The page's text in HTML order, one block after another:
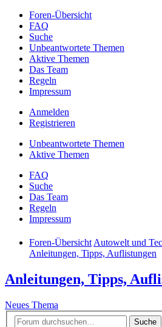
Foren-Übersicht
FAQ
Suche
Unbeantwortete Themen
Aktive Themen
Das Team
Regeln
Impressum
Anmelden
Registrieren
Unbeantwortete Themen
Aktive Themen
FAQ
Suche
Das Team
Regeln
Impressum
Foren-ÜbersichtAutowelt und
Anleitungen, Tipps, Auflistungen
Anleitungen, Tipps,
Neues Thema
Suche